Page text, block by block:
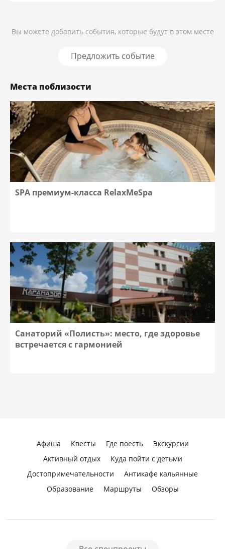
Вы можете добавить события, которые будут в этом месте
Предложить событие
Места поблизости
SPA премиум-класса RelaxMeSpa
Санаторий «Полисть»: место, где здоровье
встречается с гармонией
Афиша Квесты Где поесть
Экскурсии
Активный отдых
Куда пойти с детьми
Достопримечательности
Антикафе кальянные
Образование
Маршруты Обзоры